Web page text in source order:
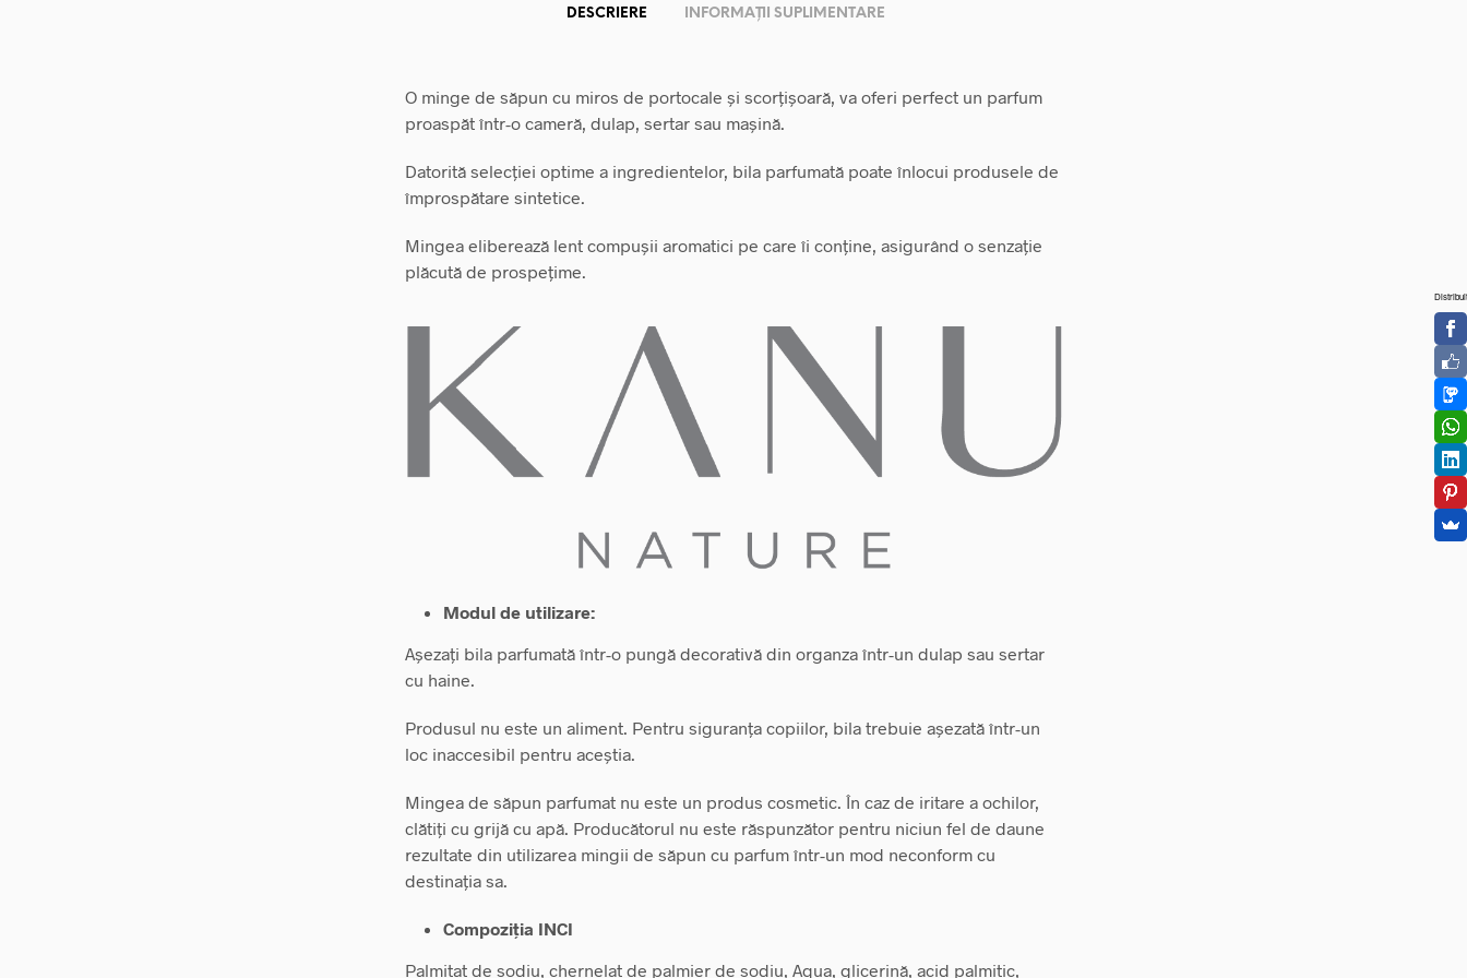
DESCRIERE INFORMAȚII SUPLIMENTARE
O minge de săpun cu miros de portocale și scorțișoară, va oferi perfect un parfum
proaspăt într-o cameră, dulap, sertar sau mașină.
Datorită selecției optime a ingredientelor, bila parfumată poate înlocui produsele de
împrospătare sintetice.
Mingea eliberează lent compușii aromatici pe care îi conține, asigurând o senzație
plăcută de prospețime.
Modul de utilizare:
Așezați bila parfumată într-o pungă decorativă din organza într-un dulap sau sertar
cu haine.
Produsul nu este un aliment. Pentru siguranța copiilor, bila trebuie așezată într-un
loc inaccesibil pentru aceștia.
Mingea de săpun parfumat nu este un produs cosmetic. În caz de iritare a ochilor,
clătiți cu grijă cu apă. Producătorul nu este răspunzător pentru niciun fel de daune
rezultate din utilizarea mingii de săpun cu parfum într-un mod neconform cu
destinația sa.
Compoziția INCI
Palmitat de sodiu, chernelat de palmier de sodiu, Aqua, glicerină, acid palmitic,
Distribuit